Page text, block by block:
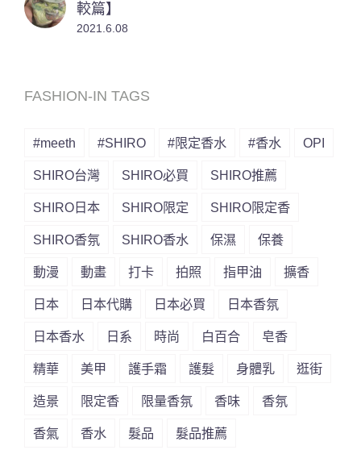
較篇】
2021.6.08
FASHION-IN TAGS
#meeth #SHIRO #限定香水 #香水 OPI
SHIRO台灣 SHIRO必買 SHIRO推薦
SHIRO日本 SHIRO限定 SHIRO限定香
SHIRO香氛 SHIRO香水 保濕 保養
動漫 動畫 打卡 拍照 指甲油 擴香
日本 日本代購 日本必買 日本香氛
日本香水 日系 時尚 白百合 皂香
精華 美甲 護手霜 護髮 身體乳 逛街
造景 限定香 限量香氛 香味 香氛
香氣 香水 髮品 髮品推薦